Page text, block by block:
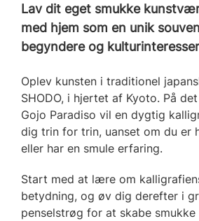
Lav dit eget smukke
med hjem som en unik
begyndere og
Oplev kunsten i traditionel
SHODO, i hjertet af Kyoto. På
Gojo Paradiso vil en dygtig
dig trin for trin, uanset om du er
eller har en smule erfaring.
Start med at lære om
betydning, og øv dig derefter i
penselstrøg for at skabe